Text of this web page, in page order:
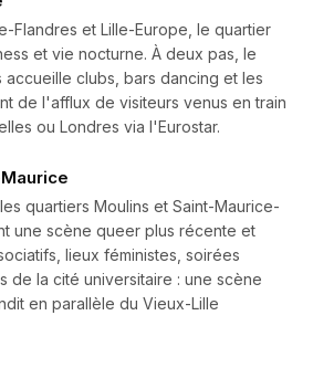
Flandres et Lille-Europe, le quartier
et vie nocturne. À deux pas, le
accueille clubs, bars dancing et les
de l'afflux de visiteurs venus en train
ou Londres via l'Eurostar.
quartiers Moulins et Saint-Maurice-
une scène queer plus récente et
lieux féministes, soirées
de la cité universitaire : une scène
en parallèle du Vieux-Lille